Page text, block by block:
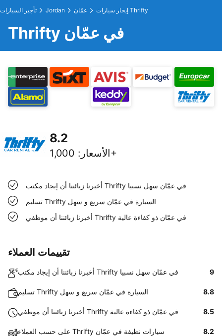
تأجير السيارات Jordan عمّان إيجار سيارات Thrifty
Thrifty في عمّان
8.2
الأسعار : 1,000+
أخبرنا زبائننا أن إيجاد مكتب Thrifty في عمّان سهل نسبيا
تسليم Thrifty السيارة في عمّان سريع و سهل
أخبرنا زبائننا أن موظفي Thrifty في عمّان ذو كفاءة عالية
تقييمات العملاء
أخبرنا زبائننا أن إيجاد مكتب Thrifty في عمّان سهل نسبيا 9
تسليم Thrifty السيارة في عمّان سريع و سهل 8.8
أخبرنا زبائننا أن موظفي Thrifty في عمّان ذو كفاءة عالية 8.5
على حسب العملاء Thrifty سيارات نظيفة في عمّان 8.2